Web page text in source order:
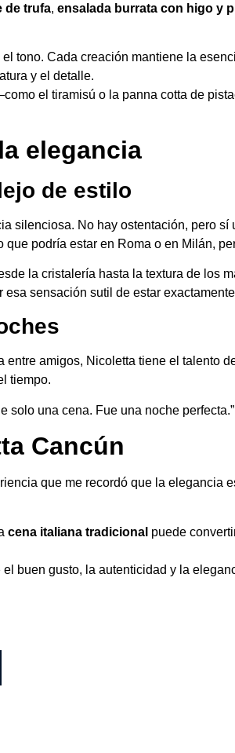
de trufa, ensalada burrata con higo y
tono. Cada creación mantiene la
y el detalle.
el tiramisú o la panna cotta de
elegancia
de estilo
silenciosa. No hay ostentación, pero
podría estar en Roma o en Milán,
la cristalería hasta la textura de los
sensación sutil de estar
entre amigos, Nicoletta tiene el talento
tiempo.
solo una cena. Fue una noche perfecta.”
Cancún
que me recordó que la elegancia
cena italiana tradicional puede
buen gusto, la autenticidad y la